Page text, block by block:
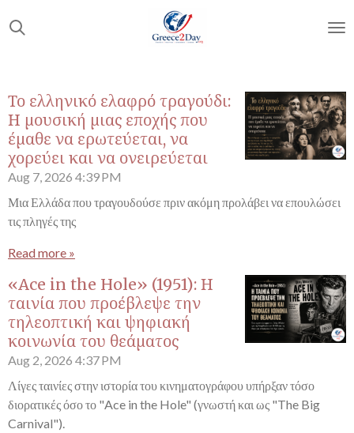
to
Το ελληνικό ελαφρό τραγούδι:
Η μουσική μιας εποχής που
έμαθε να ερωτεύεται, να
χορεύει και να ονειρεύεται
Aug 7, 2026 4:39 PM
Μια Ελλάδα που τραγουδούσε πριν ακόμη προλάβει να επουλώσει
τις πληγές της
Read more »
«Ace in the Hole» (1951): Η
ταινία που προέβλεψε την
τηλεοπτική και ψηφιακή
κοινωνία του θεάματος
Aug 2, 2026 4:37 PM
Λίγες ταινίες στην ιστορία του κινηματογράφου υπήρξαν τόσο
διορατικές όσο το "Ace in the Hole" (γνωστή και ως "The Big
Carnival").